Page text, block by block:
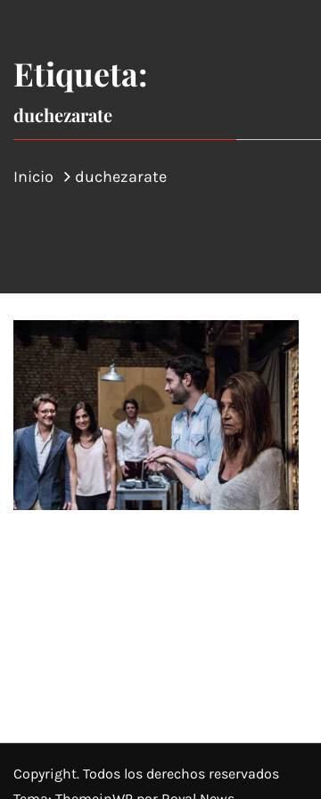
Etiqueta:
duchezarate
Inicio duchezarate
Copyright. Todos los derechos reservados